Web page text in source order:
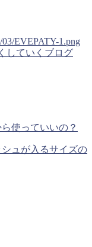
03/EVEPATY-1.png
していくブログ
使っていいの？
ュが入るサイズの